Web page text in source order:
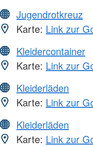
Jugendrotkreuz
Karte: Link zur
Kleidercontainer
Karte: Link zur
Kleiderläden
Karte: Link zur
Kleiderläden
Karte: Link zur